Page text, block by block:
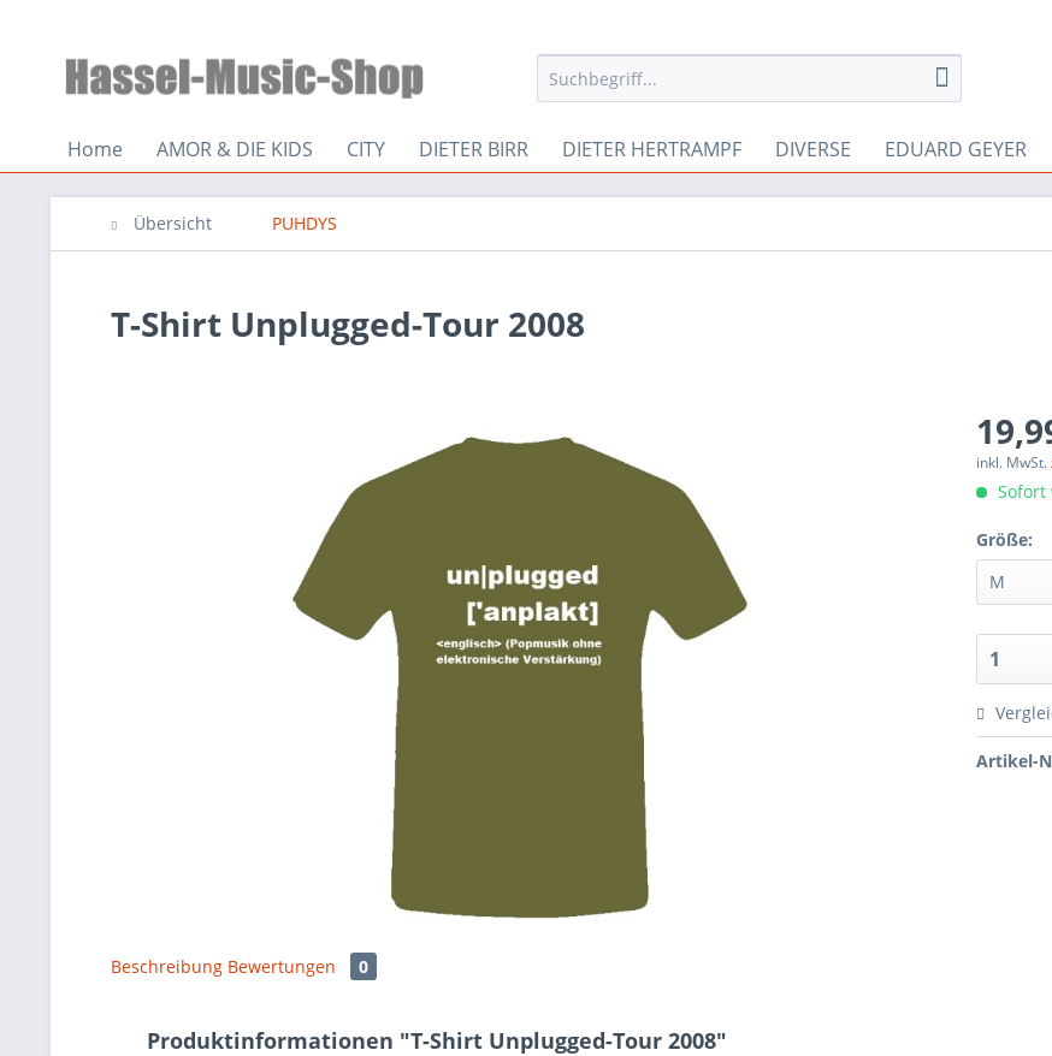
Home AMOR & DIE KIDS CITY DIETER BIRR DIETER HERTRAMPF DIVERSE EDUARD GEYER
Übersicht PUHDYS
T-Shirt Unplugged-Tour 2008
inkl. MwSt.
Sofort
Größe:
Artikel-
Beschreibung Bewertungen 0
Produktinformationen "T-Shirt Unplugged-Tour 2008"